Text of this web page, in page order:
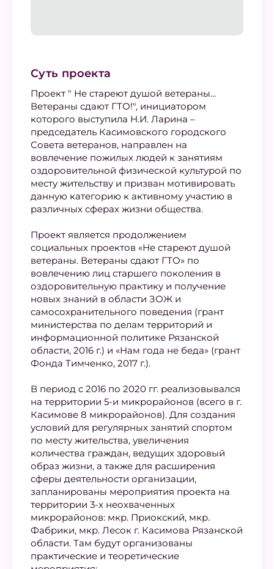
Суть проекта
Проект " Не стареют душой ветераны...
Ветераны сдают ГТО!", инициатором
которого выступила Н.И. Ларина –
председатель Касимовского городского
Совета ветеранов, направлен на
вовлечение пожилых людей к занятиям
оздоровительной физической культурой по
месту жительству и призван мотивировать
данную категорию к активному участию в
различных сферах жизни общества.
Проект является продолжением
социальных проектов «Не стареют душой
ветераны. Ветераны сдают ГТО» по
вовлечению лиц старшего поколения в
оздоровительную практику и получение
новых знаний в области ЗОЖ и
самосохранительного поведения (грант
министерства по делам территорий и
информационной политике Рязанской
области, 2016 г.) и «Нам года не беда» (грант
Фонда Тимченко, 2017 г.).
В период с 2016 по 2020 гг. реализовывался
на территории 5-и микрорайонов (всего в г.
Касимове 8 микрорайонов). Для создания
условий для регулярных занятий спортом
по месту жительства, увеличения
количества граждан, ведущих здоровый
образ жизни, а также для расширения
сферы деятельности организации,
запланированы мероприятия проекта на
территории 3-х неохваченных
микрорайонов: мкр. Приокский, мкр.
Фабрики, мкр. Лесок г. Касимова Рязанской
области. Там будут организованы
практические и теоретические